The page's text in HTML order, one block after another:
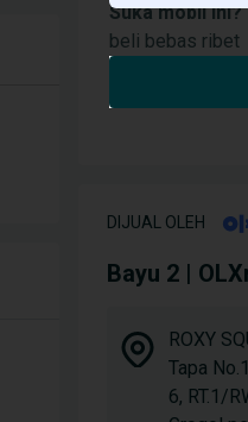
Suka mobil ini?
beli bebas ribet
DIJUAL OLEH
Bayu 2 |
ROXY
Tapa
6, RT.1/